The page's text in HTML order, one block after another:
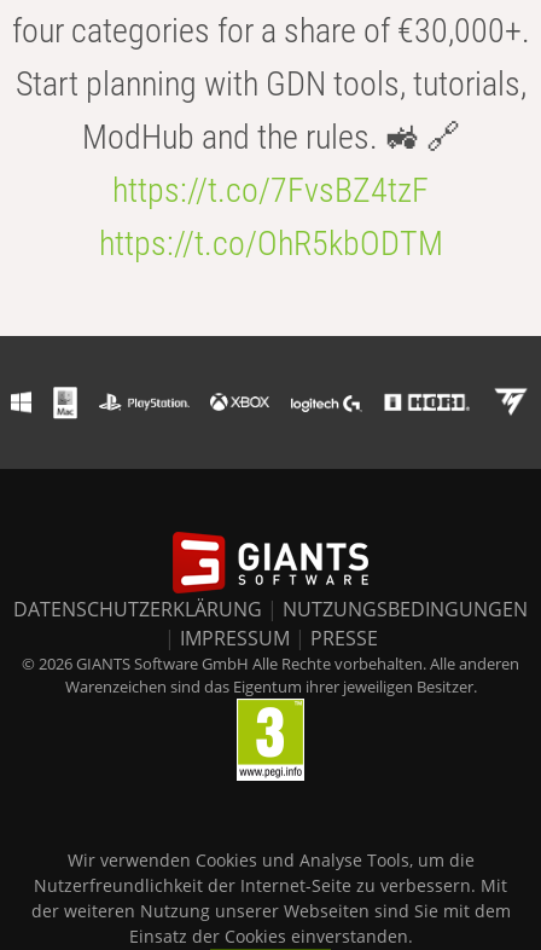
four categories for a share of €30,000+.
Start planning with GDN tools, tutorials,
ModHub and the rules. 🚜 🔗
https://t.co/7FvsBZ4tzF
https://t.co/OhR5kbODTM
DATENSCHUTZERKLÄRUNG | NUTZUNGSBEDINGUNGEN
| IMPRESSUM | PRESSE
© 2026 GIANTS Software GmbH Alle Rechte vorbehalten. Alle anderen
Warenzeichen sind das Eigentum ihrer jeweiligen Besitzer.
Wir verwenden Cookies und Analyse Tools, um die
Nutzerfreundlichkeit der Internet-Seite zu verbessern. Mit
der weiteren Nutzung unserer Webseiten sind Sie mit dem
Einsatz der Cookies einverstanden.